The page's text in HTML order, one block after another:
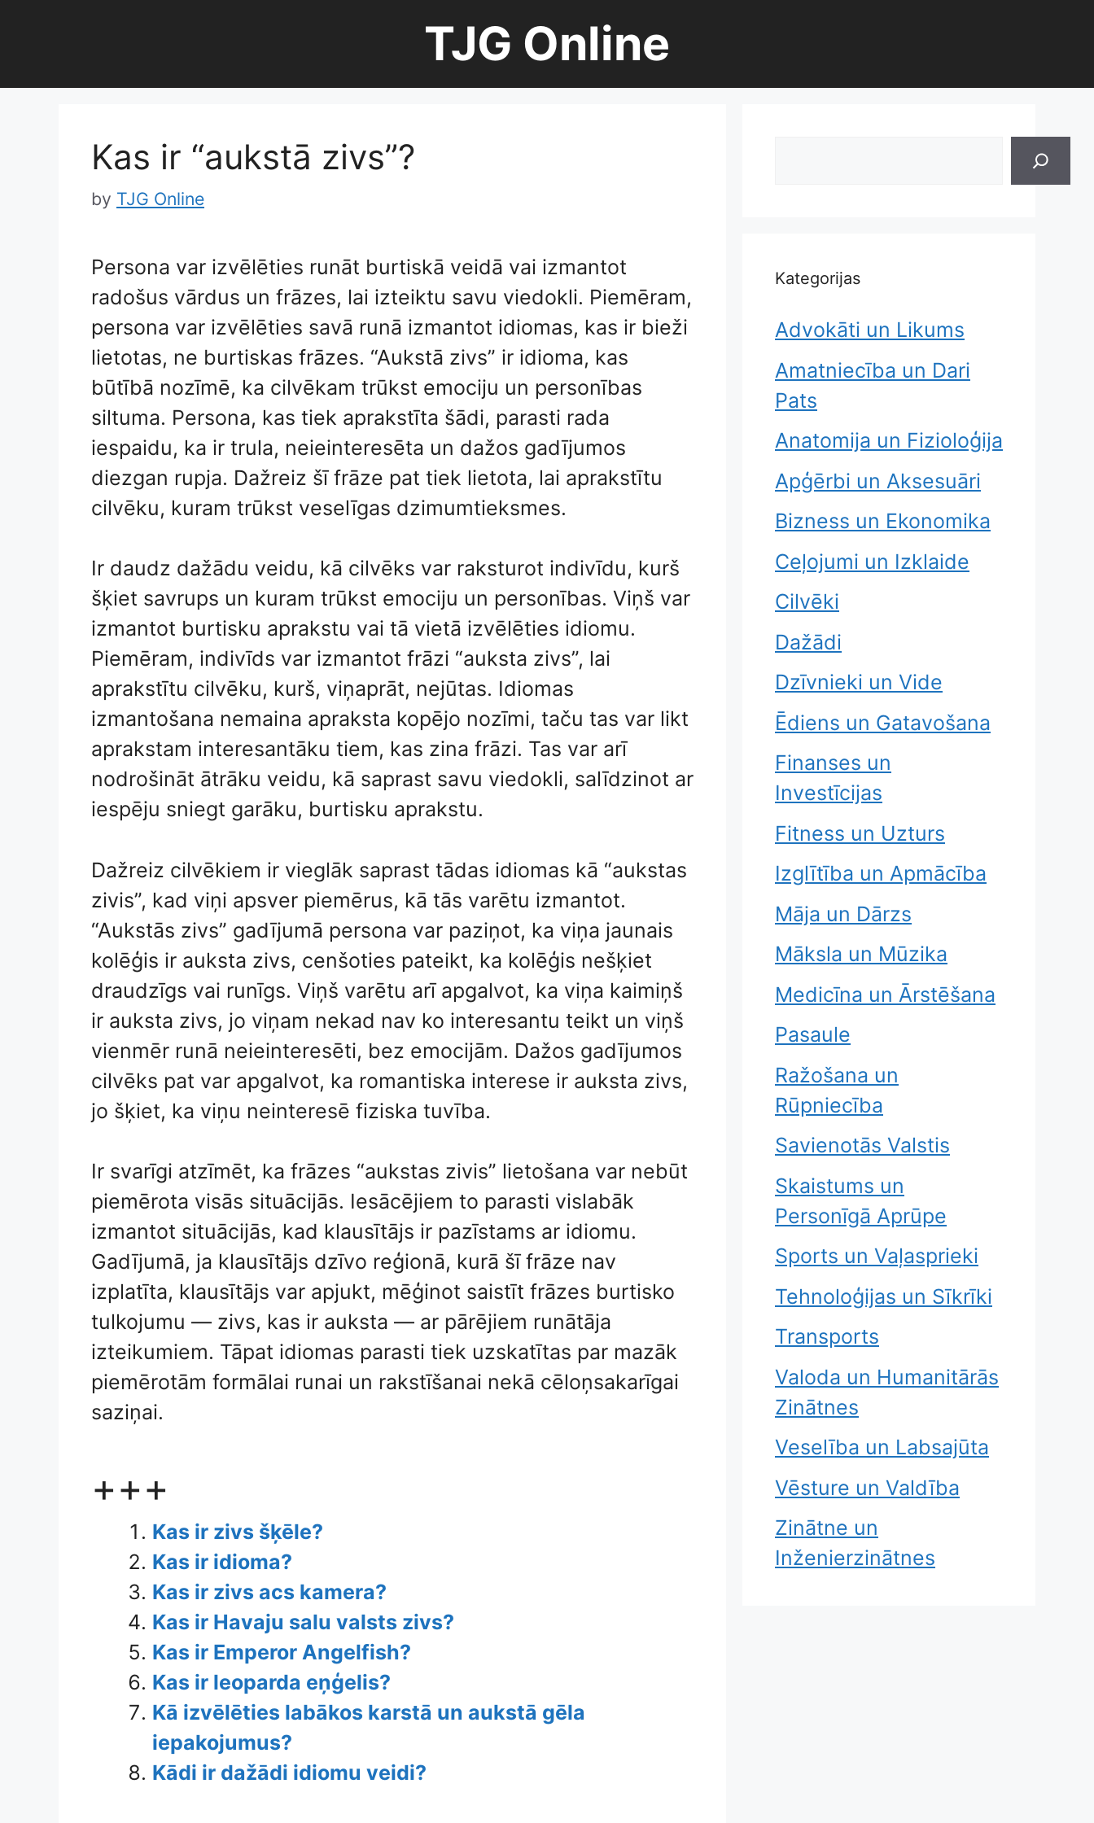
TJG Online
Kas ir “aukstā zivs”?
by TJG Online
Persona var izvēlēties runāt burtiskā veidā vai izmantot
radošus vārdus un frāzes, lai izteiktu savu viedokli. Piemēram,
persona var izvēlēties savā runā izmantot idiomas, kas ir bieži
lietotas, ne burtiskas frāzes. “Aukstā zivs” ir idioma, kas
būtībā nozīmē, ka cilvēkam trūkst emociju un personības
siltuma. Persona, kas tiek aprakstīta šādi, parasti rada
iespaidu, ka ir trula, neieinteresēta un dažos gadījumos
diezgan rupja. Dažreiz šī frāze pat tiek lietota, lai aprakstītu
cilvēku, kuram trūkst veselīgas dzimumtieksmes.
Ir daudz dažādu veidu, kā cilvēks var raksturot indivīdu, kurš
šķiet savrups un kuram trūkst emociju un personības. Viņš var
izmantot burtisku aprakstu vai tā vietā izvēlēties idiomu.
Piemēram, indivīds var izmantot frāzi “auksta zivs”, lai
aprakstītu cilvēku, kurš, viņaprāt, nejūtas. Idiomas
izmantošana nemaina apraksta kopējo nozīmi, taču tas var likt
aprakstam interesantāku tiem, kas zina frāzi. Tas var arī
nodrošināt ātrāku veidu, kā saprast savu viedokli, salīdzinot ar
iespēju sniegt garāku, burtisku aprakstu.
Dažreiz cilvēkiem ir vieglāk saprast tādas idiomas kā “aukstas
zivis”, kad viņi apsver piemērus, kā tās varētu izmantot.
“Aukstās zivs” gadījumā persona var paziņot, ka viņa jaunais
kolēģis ir auksta zivs, cenšoties pateikt, ka kolēģis nešķiet
draudzīgs vai runīgs. Viņš varētu arī apgalvot, ka viņa kaimiņš
ir auksta zivs, jo viņam nekad nav ko interesantu teikt un viņš
vienmēr runā neieinteresēti, bez emocijām. Dažos gadījumos
cilvēks pat var apgalvot, ka romantiska interese ir auksta zivs,
jo šķiet, ka viņu neinteresē fiziska tuvība.
Ir svarīgi atzīmēt, ka frāzes “aukstas zivis” lietošana var nebūt
piemērota visās situācijās. Iesācējiem to parasti vislabāk
izmantot situācijās, kad klausītājs ir pazīstams ar idiomu.
Gadījumā, ja klausītājs dzīvo reģionā, kurā šī frāze nav
izplatīta, klausītājs var apjukt, mēģinot saistīt frāzes burtisko
tulkojumu — zivs, kas ir auksta — ar pārējiem runātāja
izteikumiem. Tāpat idiomas parasti tiek uzskatītas par mazāk
piemērotām formālai runai un rakstīšanai nekā cēloņsakarīgai
saziņai.
+++
Kas ir zivs šķēle?
Kas ir idioma?
Kas ir zivs acs kamera?
Kas ir Havaju salu valsts zivs?
Kas ir Emperor Angelfish?
Kas ir leoparda eņģelis?
Kā izvēlēties labākos karstā un aukstā gēla
iepakojumus?
Kādi ir dažādi idiomu veidi?
Kategorijas
Advokāti un Likums
Amatniecība un Dari
Pats
Anatomija un Fizioloģija
Apģērbi un Aksesuāri
Bizness un Ekonomika
Ceļojumi un Izklaide
Cilvēki
Dažādi
Dzīvnieki un Vide
Ēdiens un Gatavošana
Finanses un
Investīcijas
Fitness un Uzturs
Izglītība un Apmācība
Māja un Dārzs
Māksla un Mūzika
Medicīna un Ārstēšana
Pasaule
Ražošana un
Rūpniecība
Savienotās Valstis
Skaistums un
Personīgā Aprūpe
Sports un Vaļasprieki
Tehnoloģijas un Sīkrīki
Transports
Valoda un Humanitārās
Zinātnes
Veselība un Labsajūta
Vēsture un Valdība
Zinātne un
Inženierzinātnes